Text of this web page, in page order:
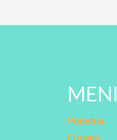
MENI
Početna